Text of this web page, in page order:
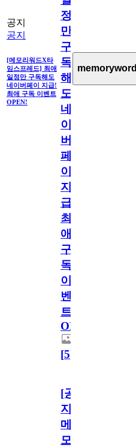
공지
공지
[메모리워드X타
임스프레드] 최애
일정만 구독해도
네이버페이 지급!
최애 구독 이벤트
OPEN!
정
만
구
독
해
도
네
이
버
페
이
지
급!
최
애
구
독
이
벤
트
OPEN!
[5]
memoryword
[공
지]
메
모